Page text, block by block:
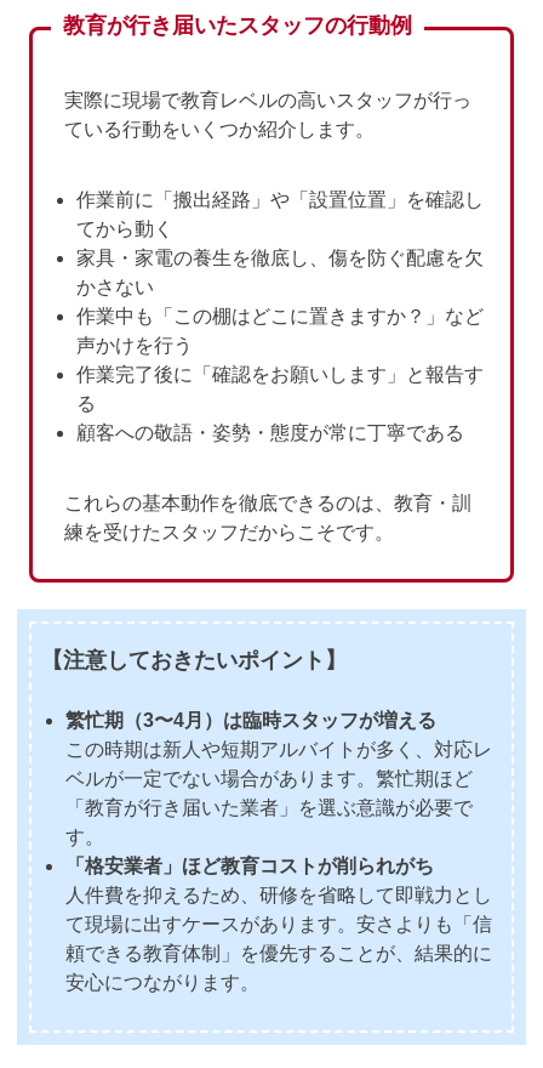
教育が行き届いたスタッフの行動例
実際に現場で教育レベルの高いスタッフが行っ
ている行動をいくつか紹介します。
作業前に「搬出経路」や「設置位置」を確認し
てから動く
家具・家電の養生を徹底し、傷を防ぐ配慮を欠
かさない
作業中も「この棚はどこに置きますか？」など
声かけを行う
作業完了後に「確認をお願いします」と報告す
る
顧客への敬語・姿勢・態度が常に丁寧である
これらの基本動作を徹底できるのは、教育・訓
練を受けたスタッフだからこそです。
【注意しておきたいポイント】
繁忙期（3〜4月）は臨時スタッフが増える
この時期は新人や短期アルバイトが多く、対応レ
ベルが一定でない場合があります。繁忙期ほど
「教育が行き届いた業者」を選ぶ意識が必要で
す。
「格安業者」ほど教育コストが削られがち
人件費を抑えるため、研修を省略して即戦力とし
て現場に出すケースがあります。安さよりも「信
頼できる教育体制」を優先することが、結果的に
安心につながります。